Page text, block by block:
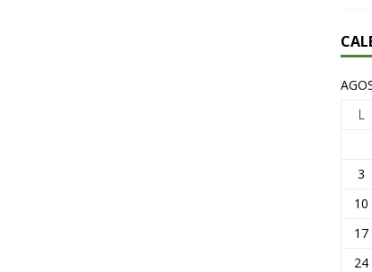
L
3
10
17
24